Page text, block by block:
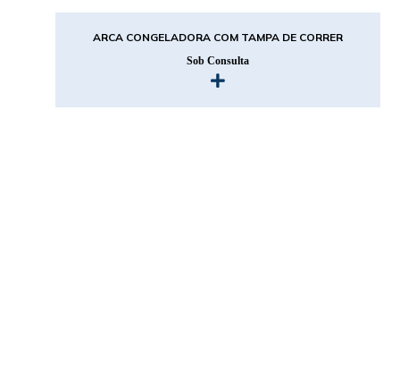
ARCA CONGELADORA COM TAMPA DE CORRER
Sob Consulta